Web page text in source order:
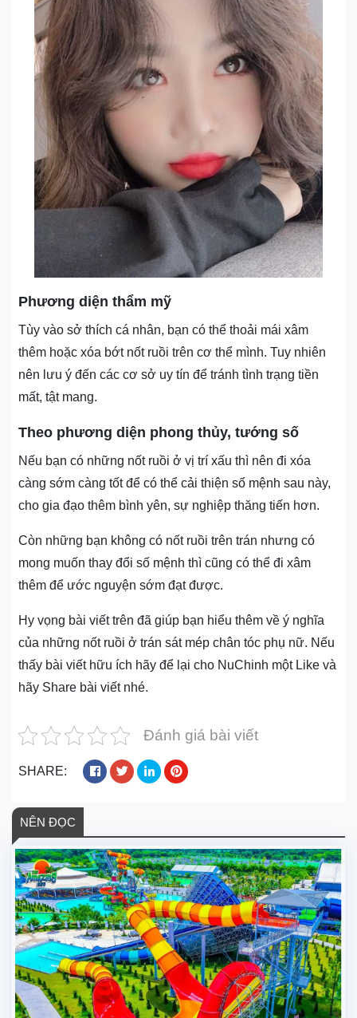
Phương diện thẩm mỹ
Tùy vào sở thích cá nhân, bạn có thể thoải mái xâm
thêm hoặc xóa bớt nốt ruồi trên cơ thể mình. Tuy nhiên
nên lưu ý đến các cơ sở uy tín để tránh tình trạng tiền
mất, tật mang.
Theo phương diện phong thủy, tướng số
Nếu bạn có những nốt ruồi ở vị trí xấu thì nên đi xóa
càng sớm càng tốt để có thể cải thiện số mệnh sau này,
cho gia đạo thêm bình yên, sự nghiệp thăng tiến hơn.
Còn những bạn không có nốt ruồi trên trán nhưng có
mong muốn thay đổi số mệnh thì cũng có thể đi xâm
thêm để ước nguyện sớm đạt được.
Hy vọng bài viết trên đã giúp bạn hiểu thêm về ý nghĩa
của những nốt ruồi ở trán sát mép chân tóc phụ nữ. Nếu
thấy bài viết hữu ích hãy để lại cho NuChinh một Like và
hãy Share bài viết nhé.
Đánh giá bài viết
SHARE:
NÊN ĐỌC